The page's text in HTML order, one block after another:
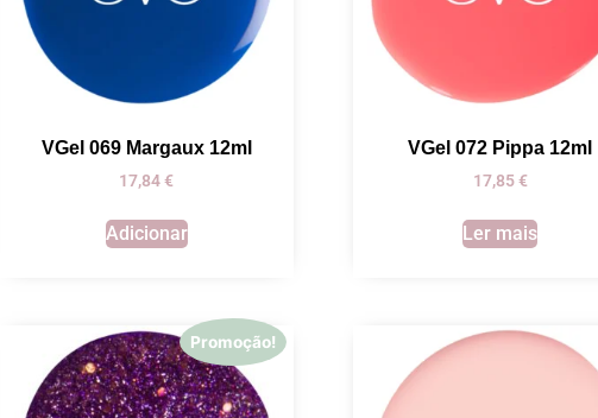
VGel 069 Margaux 12ml
17,84€
Adicionar
VGel 072 Pippa 12ml
17,85€
Ler mais
Promoção!